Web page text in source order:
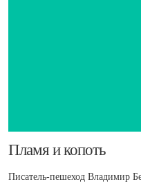
​Пламя и копоть
Писатель-пешеход Владимир